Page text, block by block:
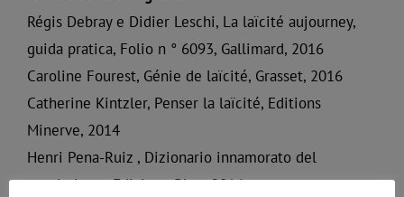
Régis Debray e Didier Leschi, La laïcité aujourney,
guida pratica, Folio n ° 6093, Gallimard, 2016
Caroline Fourest, Génie de laïcité, Grasset, 2016
Catherine Kintzler, Penser la laïcité, Editions
Minerve, 2014
Henri Pena-Ruiz , Dizionario innamorato del
secolarismo, Edizione Plon, 2014